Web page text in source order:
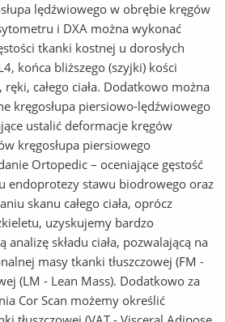
lędźwiowego w obrębie kręgów
i DXA można wykonać
tkanki kostnej u dorosłych
końca bliższego (szyjki) kości
całego ciała. Dodatkowo można
kręgosłupa piersiowo-lędźwiowego
ustalić deformacje kręgów
kręgosłupa piersiowego
Ortopedic – oceniające gęstość
endoprotezy stawu biodrowego oraz
skanu całego ciała, oprócz
uzyskujemy bardzo
analizę składu ciała, pozwalającą na
masy tkanki tłuszczowej (FM -
(LM - Lean Mass). Dodatkowo za
Cor Scan możemy określić